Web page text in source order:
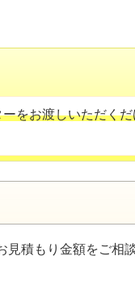
をお渡しいただくだ
積もり金額をご相